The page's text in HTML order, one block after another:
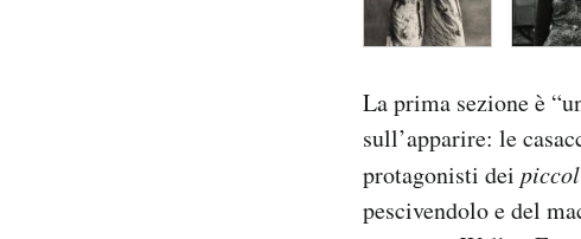
La prima sezione è
sull’apparire: le
protagonisti dei
pescivendolo e del